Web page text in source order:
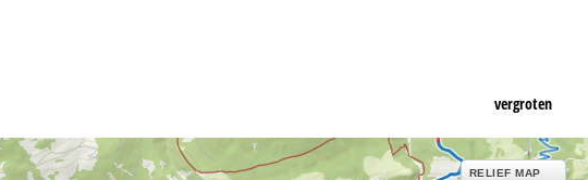
vergroten
RELIEF MAP